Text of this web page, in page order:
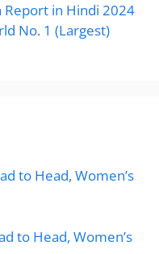
Report in Hindi 2024
No. 1 (Largest)
to Head, Women’s
to Head, Women’s